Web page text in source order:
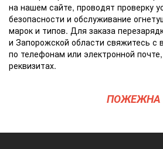
на нашем сайте, проводят проверку
безопасности и обслуживание
марок и типов. Для заказа
и Запорожской области свяжитесь с
по телефонам или электронной
реквизитах.
ПОЖЕЖНА